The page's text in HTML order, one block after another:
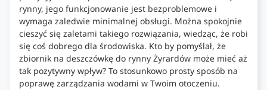
rynny, jego funkcjonowanie jest bezproblemowe i
wymaga zaledwie minimalnej obsługi. Można spokojnie
cieszyć się zaletami takiego rozwiązania, wiedząc, że robi
się coś dobrego dla środowiska. Kto by pomyślał, że
zbiornik na deszczówkę do rynny Żyrardów może mieć aż
tak pozytywny wpływ? To stosunkowo prosty sposób na
poprawę zarządzania wodami w Twoim otoczeniu.